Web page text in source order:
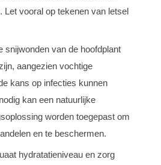
Let vooral op tekenen van letsel
snijwonden van de hoofdplant
aangezien vochtige
kans op infecties kunnen
kan een natuurlijke
worden toegepast om
en te beschermen.
hydratatieniveau en zorg